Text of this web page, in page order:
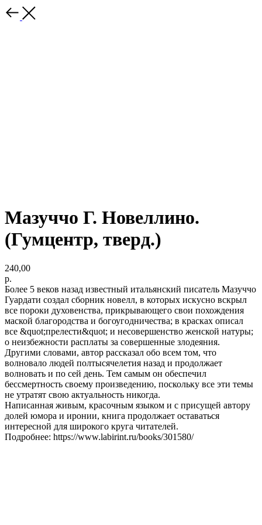
Мазуччо Г. Новеллино.
(Гумцентр, тверд.)
240,00
р.
Более 5 веков назад известный итальянский писатель Мазуччо
Гуардати создал сборник новелл, в которых искусно вскрыл
все пороки духовенства, прикрывающего свои похождения
маской благородства и богоугодничества; в красках описал
все &quot;прелести&quot; и несовершенство женской натуры;
о неизбежности расплаты за совершенные злодеяния.
Другими словами, автор рассказал обо всем том, что
волновало людей полтысячелетия назад и продолжает
волновать и по сей день. Тем самым он обеспечил
бессмертность своему произведению, поскольку все эти темы
не утратят свою актуальность никогда.
Написанная живым, красочным языком и с присущей автору
долей юмора и иронии, книга продолжает оставаться
интересной для широкого круга читателей.
Подробнее: https://www.labirint.ru/books/301580/